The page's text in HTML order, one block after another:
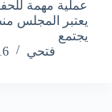
عملية مهمة
يعتبر المجلس
يجتمع
فتحي
16